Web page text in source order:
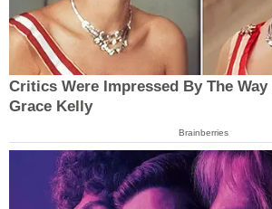
Critics Were Impressed By The
Grace Kelly
Brainberries